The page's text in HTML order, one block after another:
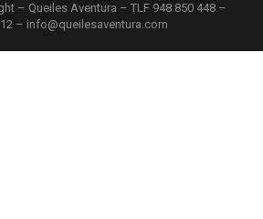
– Queiles Aventura – TLF 948 850 448 –
– info@queilesaventura.com